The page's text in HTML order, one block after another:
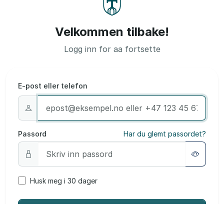
Velkommen tilbake!
Logg inn for aa fortsette
E-post eller telefon
Passord Har du glemt passordet?
Husk meg i 30 dager